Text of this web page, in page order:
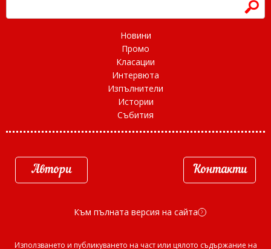
h
Новини
Промо
Класации
Интервюта
Изпълнители
Истории
Събития
Автори Контакти
Към пълната версия на сайта d
Използването и публикуването на част или цялото съдържание на